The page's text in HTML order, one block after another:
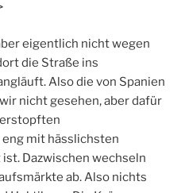
eigentlich nicht wegen
die Straße ins
Also die von Spanien
nicht gesehen, aber dafür
mit hässlichsten
Dazwischen wechseln
ab. Also nichts